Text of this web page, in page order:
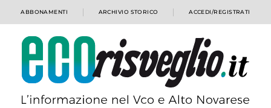
ABBONAMENTI ARCHIVIO STORICO ACCEDI/REGISTRATI